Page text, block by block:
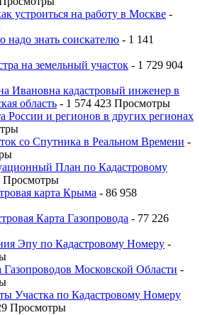
устроиться на работу в Москве -
надо знать соискателю - 1 141
на земельный участок - 1 729 904
Ивановна кадастровый инженер в
область - 1 574 423 Просмотры
России и регионов в других регионах
со Спутника в Реальном Времени -
План по Кадастровому
Просмотры
карта Крыма - 86 958
Карта Газопровода - 77 226
Эпу по Кадастровому Номеру -
Московской Области -
Участка по Кадастровому Номеру
Просмотры